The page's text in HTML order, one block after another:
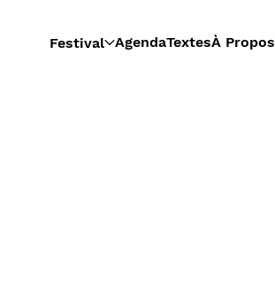
Festival AgendaTextesÀ Propos